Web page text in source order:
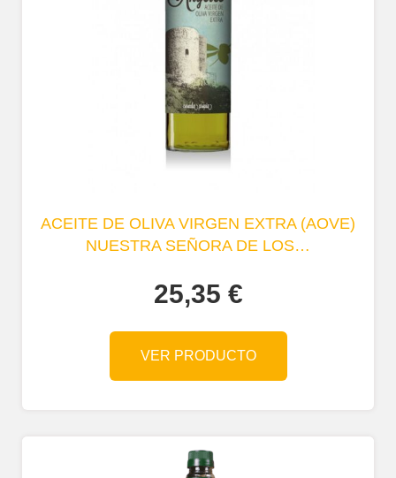
ACEITE DE OLIVA VIRGEN EXTRA (AOVE)
NUESTRA SEÑORA DE LOS…
25,35 €
VER PRODUCTO